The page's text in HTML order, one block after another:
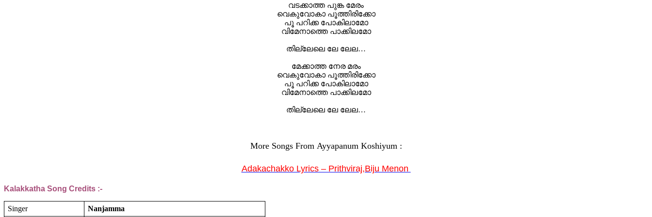
വടക്കാത്ത പുങ്ക മേരം
വെകുവോകാ പൂത്തിരിക്കോ
പൂ പറിക്ക പോകിലാമോ
വിമേനാത്തെ പാക്കിലമോ
തില്ലേലെ ലേ ലേല…
മേക്കാത്ത നേര മരം
വെകുവോകാ പൂത്തിരിക്കോ
പൂ പറിക്ക പോകിലാമോ
വിമേനാത്തെ പാക്കിലമോ
തില്ലേലെ ലേ ലേല…
More Songs From Ayyapanum Koshiyum :
Adakachakko Lyrics – Prithviraj,Biju Menon
Kalakkatha Song Credits :-
Singer
Nanjamma